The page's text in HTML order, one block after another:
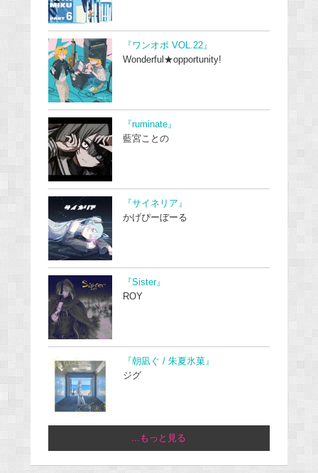
『ワンオポ VOL.22』
Wonderful★opportunity!
『ruminate』
藍宮ことの
『サイネリア』
かげぴーぼーる
『Sister』
ROY
『朝凪ぐ / 朱夏氷菓』
ジグ
...もっと見る